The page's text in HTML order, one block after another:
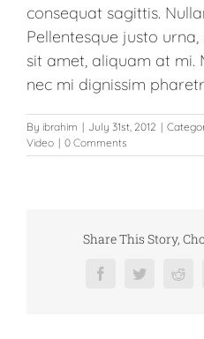
consequat sagittis.
Pellentesque justo
sit amet, aliquam at mi.
nec mi dignissim
By ibrahim | July 31st, 2012 |
Video | 0 Comments
Share This Story,
FacebookTwitter